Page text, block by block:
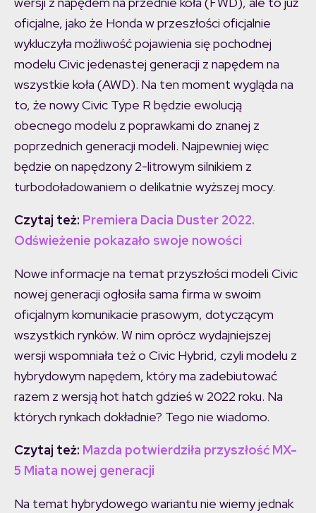
oficjalne, jako że Honda w przeszłości oficjalnie
wykluczyła możliwość pojawienia się pochodnej
modelu Civic jedenastej generacji z napędem na
wszystkie koła (AWD). Na ten moment wygląda na
to, że nowy Civic Type R będzie ewolucją
obecnego modelu z poprawkami do znanej z
poprzednich generacji modeli. Najpewniej więc
będzie on napędzony 2-litrowym silnikiem z
turbodoładowaniem o delikatnie wyższej mocy.
Czytaj też: Premiera Dacia Duster 2022.
Odświeżenie pokazało swoje nowości
Nowe informacje na temat przyszłości modeli Civic
nowej generacji ogłosiła sama firma w swoim
oficjalnym komunikacie prasowym, dotyczącym
wszystkich rynków. W nim oprócz wydajniejszej
wersji wspomniała też o Civic Hybrid, czyli modelu z
hybrydowym napędem, który ma zadebiutować
razem z wersją hot hatch gdzieś w 2022 roku. Na
których rynkach dokładnie? Tego nie wiadomo.
Czytaj też: Mazda potwierdziła przyszłość MX-
5 Miata nowej generacji
Na temat hybrydowego wariantu nie wiemy jednak